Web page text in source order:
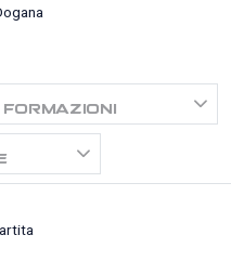
FORMAZIONI